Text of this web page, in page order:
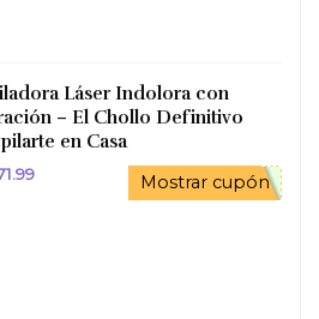
Láser Indolora con
– El Chollo Definitivo
en Casa
El
Mostrar cupón